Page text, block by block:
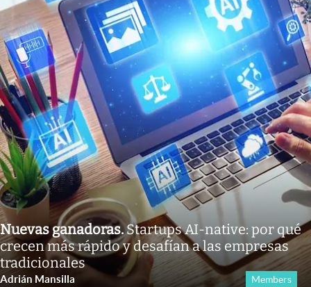
Nuevas ganadoras.Startups AI-native: por qué
crecen más rápido y desafían a las empresas
tradicionales
Adrián Mansilla Members